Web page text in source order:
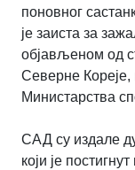
поновног
је заиста за
објављеном од
Северне
Министарства
САД су издале
који је